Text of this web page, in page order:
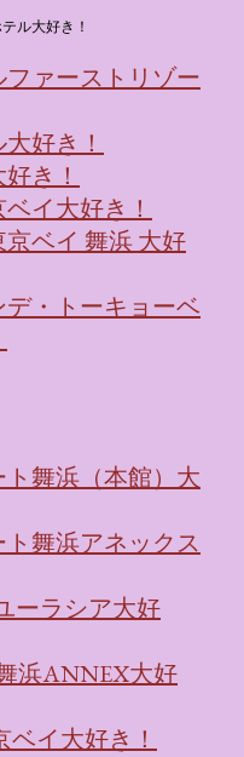
ル大好き！
ァーストリゾー
好き！
き！
イ大好き！
ベイ 舞浜 大好
・トーキョーベ
舞浜（本館）大
舞浜アネックス
ーラシア大好
浜ANNEX大好
イ大好き！